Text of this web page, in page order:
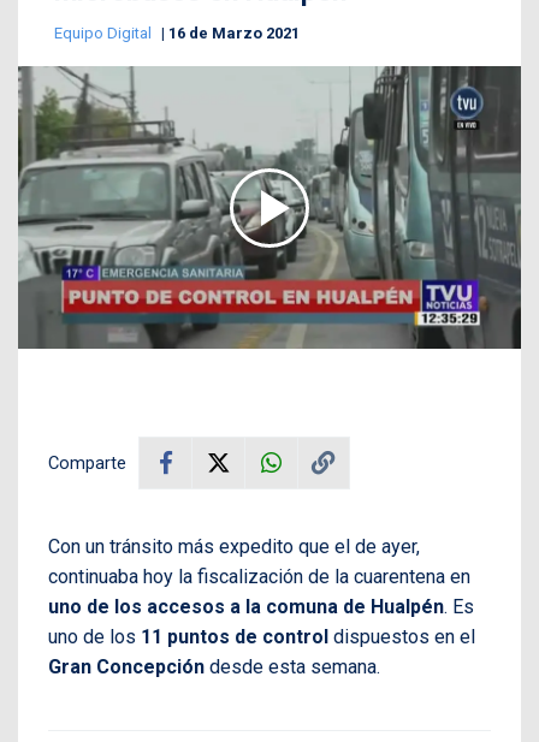
Equipo Digital 16 de Marzo 2021
Comparte
Con un tránsito más expedito que el de ayer,
continuaba hoy la fiscalización de la cuarentena en
uno de los accesos a la comuna de Hualpén. Es
uno de los 11 puntos de control dispuestos en el
Gran Concepción desde esta semana.